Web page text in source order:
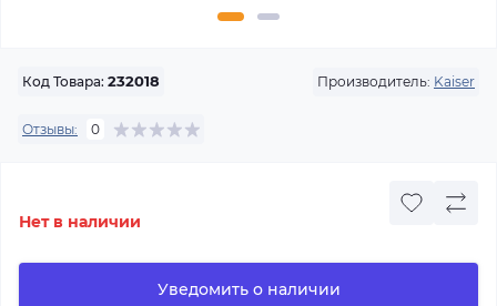
Код Товара: 232018 Производитель: Kaiser
Отзывы: 0
Нет в наличии
Уведомить о наличии